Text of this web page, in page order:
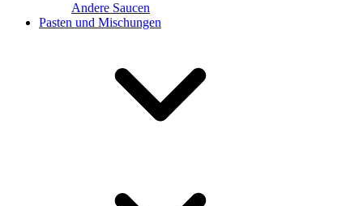
Andere Saucen
Pasten und Mischungen